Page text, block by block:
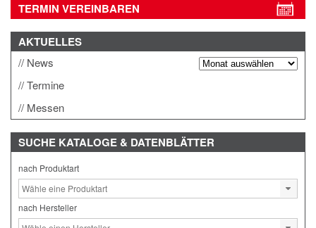
TERMIN VEREINBAREN
AKTUELLES
News
Termine
Messen
SUCHE KATALOGE & DATENBLÄTTER
nach Produktart
nach Hersteller